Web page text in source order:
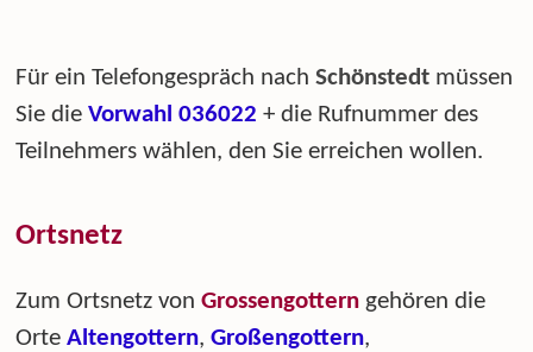
Für ein Telefongespräch nachSchönstedt müssen
Sie dieVorwahl 036022 + die Rufnummer des
Teilnehmers wählen, den Sie erreichen wollen.
Ortsnetz
Zum Ortsnetz vonGrossengottern gehören die
OrteAltengottern,Großengottern,